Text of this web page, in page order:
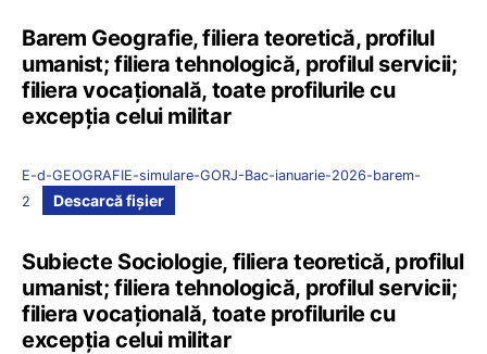
Barem Geografie, filiera teoretică, profilul
umanist; filiera tehnologică, profilul servicii;
filiera vocațională, toate profilurile cu
excepția celui militar
E-d-GEOGRAFIE-simulare-GORJ-Bac-ianuarie-2026-barem-
2
Descarcă fișier
Subiecte Sociologie, filiera teoretică, profilul
umanist; filiera tehnologică, profilul servicii;
filiera vocațională, toate profilurile cu
excepția celui militar